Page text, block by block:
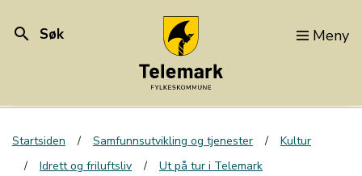
search Søk Meny
Startsiden Samfunnsutvikling og tjenester
Kultur
Idrett og friluftsliv
Ut på tur i Telemark